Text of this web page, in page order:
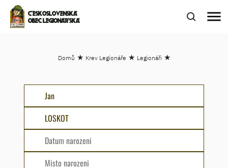
ČESKOSLOVENSKÁ
OBEC LEGIONÁŘSKÁ
menu
Domů ★ Krev Legionáře ★ Legionáři ★